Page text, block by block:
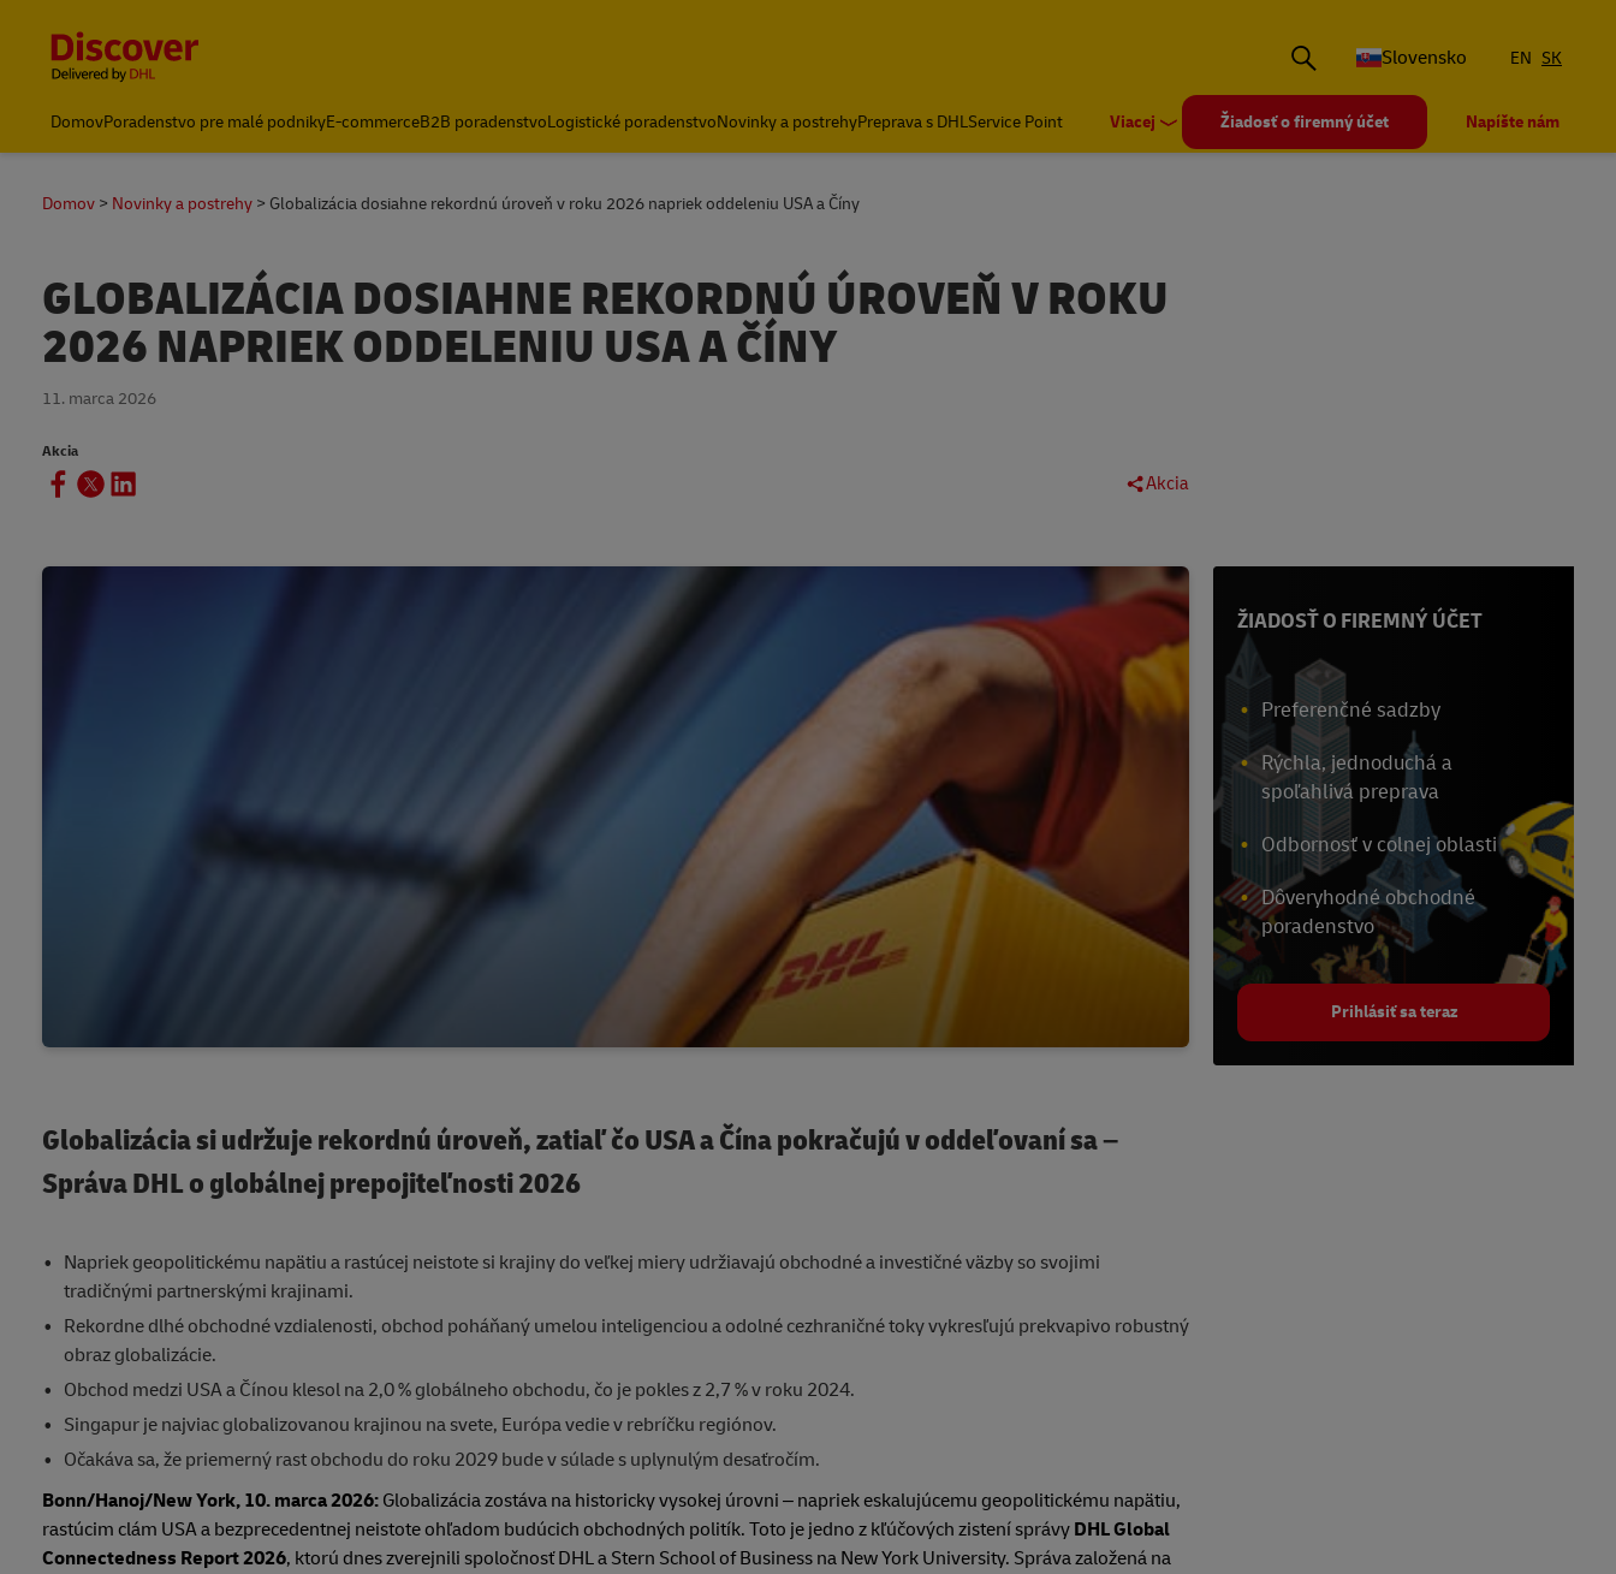
Slovensko
EN SK
DomovPoradenstvo pre malé podnikyE-commerceB2B poradenstvoLogistické poradenstvoNovinky a postrehyPreprava s DHLService Point Viacej Žiadosť o firemný účet Napíšte nám
Domov Novinky a postrehy Globalizácia dosiahne rekordnú úroveň v roku 2026 napriek oddeleniu USA a Číny
GLOBALIZÁCIA DOSIAHNE REKORDNÚ ÚROVEŇ V ROKU
2026 NAPRIEK ODDELENIU USA A ČÍNY
11. marca 2026
Akcia
Akcia
Globalizácia si udržuje rekordnú úroveň, zatiaľ čo USA a Čína pokračujú v oddeľovaní sa –
Správa DHL o globálnej prepojiteľnosti 2026
Napriek geopolitickému napätiu a rastúcej neistote si krajiny do veľkej miery udržiavajú obchodné a investičné väzby so svojimi
tradičnými partnerskými krajinami.
Rekordne dlhé obchodné vzdialenosti, obchod poháňaný umelou inteligenciou a odolné cezhraničné toky vykresľujú prekvapivo robustný
obraz globalizácie.
Obchod medzi USA a Čínou klesol na 2,0 % globálneho obchodu, čo je pokles z 2,7 % v roku 2024.
Singapur je najviac globalizovanou krajinou na svete, Európa vedie v rebríčku regiónov.
Očakáva sa, že priemerný rast obchodu do roku 2029 bude v súlade s uplynulým desaťročím.
Bonn/Hanoj/New York, 10. marca 2026: Globalizácia zostáva na historicky vysokej úrovni – napriek eskalujúcemu geopolitickému napätiu,
rastúcim clám USA a bezprecedentnej neistote ohľadom budúcich obchodných politík. Toto je jedno z kľúčových zistení správy DHL Global
Connectedness Report 2026, ktorú dnes zverejnili spoločnosť DHL a Stern School of Business na New York University. Správa založená na
ŽIADOSŤ O FIREMNÝ ÚČET
Preferenčné sadzby
Rýchla, jednoduchá a
spoľahlivá preprava
Odbornosť v colnej oblasti
Dôveryhodné obchodné
poradenstvo
Prihlásiť sa teraz